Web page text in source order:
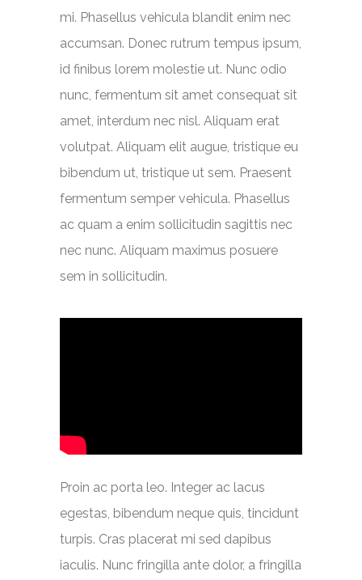
mi. Phasellus vehicula blandit enim nec
accumsan. Donec rutrum tempus ipsum,
id finibus lorem molestie ut. Nunc odio
nunc, fermentum sit amet consequat sit
amet, interdum nec nisl. Aliquam erat
volutpat. Aliquam elit augue, tristique eu
bibendum ut, tristique ut sem. Praesent
fermentum semper vehicula. Phasellus
ac quam a enim sollicitudin sagittis nec
nec nunc. Aliquam maximus posuere
sem in sollicitudin.
Proin ac porta leo. Integer ac lacus
egestas, bibendum neque quis, tincidunt
turpis. Cras placerat mi sed dapibus
iaculis. Nunc fringilla ante dolor, a fringilla